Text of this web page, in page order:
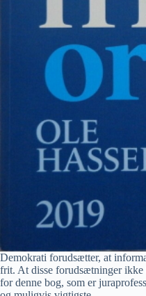
Demokrati forudsætter, at
frit. At disse forudsætninger ikke
for denne bog, som er